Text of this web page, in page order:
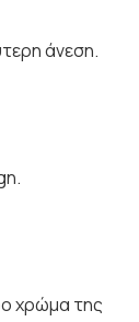
άνεση.
χρώμα της